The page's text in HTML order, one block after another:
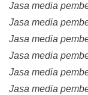
Jasa media
Jasa media
Jasa media
Jasa media
Jasa media
Jasa media